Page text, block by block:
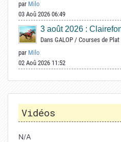
par Milo
03 Aoû 2026 06:49
3 août 2026 :
Dans GALOP / Courses de Plat
par Milo
02 Aoû 2026 11:52
Vidéos
N/A